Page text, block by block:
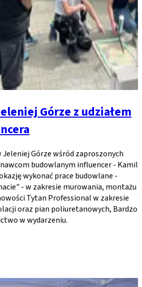
Górze z udziałem
Górze wśród zaproszonych
budowlanym influencer - Kamil
wykonać prace budowlane -
- w zakresie murowania, montażu
Tytan Professional w zakresie
oraz pian poliuretanowych, Bardzo
w wydarzeniu.